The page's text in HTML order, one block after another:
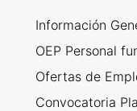
Información
OEP Personal
Ofertas de
Convocatoria